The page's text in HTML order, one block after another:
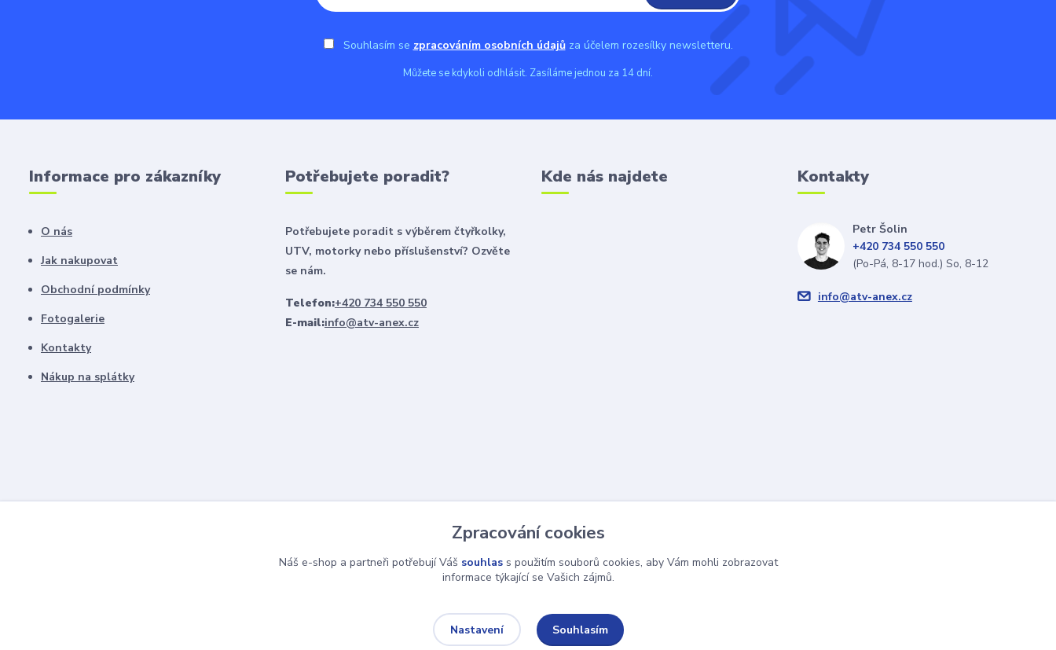
Souhlasím se zpracováním osobních údajůza účelem rozesílky newsletteru.
Můžete se kdykoli odhlásit. Zasíláme jednou za 14 dní.
Informace pro zákazníky
O nás
Jak nakupovat
Obchodní podmínky
Fotogalerie
Kontakty
Nákup na splátky
Potřebujete poradit?
Potřebujete poradit s výběrem čtyřkolky,
UTV, motorky nebo příslušenství? Ozvěte
se nám.
Telefon:+420 734 550 550
E-mail:info@atv-anex.cz
Kde nás najdete Kontakty
Petr Šolin
+420 734 550 550
(Po-Pá, 8-17 hod.) So, 8-12
info@atv-anex.cz
Zpracování cookies
Náš e-shop a partneři potřebují Váš souhlass použitím souborů cookies, aby Vám mohli zobrazovat
informace týkající se Vašich zájmů.
Nastavení Souhlasím